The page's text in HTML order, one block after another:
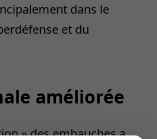
dans le
et du
améliorée
» des embauches a